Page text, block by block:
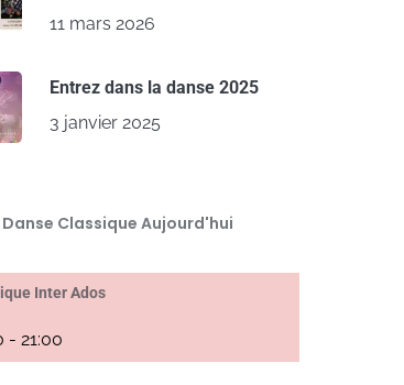
11 mars 2026
Entrez dans la danse 2025
3 janvier 2025
Classique Aujourd'hui
Inter Ados
- 21:00